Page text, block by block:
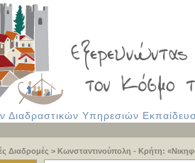
Υπηρεσιών
Διαδρομές > Κωνσταντινούπολη - Κρήτη: